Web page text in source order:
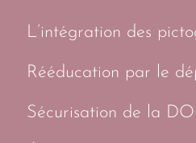
L’intégration des
Rééducation par le
Sécurisation de la